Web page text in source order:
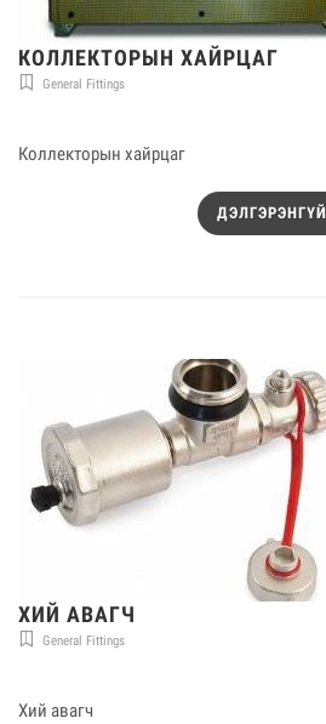
КОЛЛЕКТОРЫН ХАЙРЦАГ
General Fittings
Коллекторын хайрцаг
ДЭЛГЭРЭНГҮЙ
ХИЙ АВАГЧ
General Fittings
Хий авагч